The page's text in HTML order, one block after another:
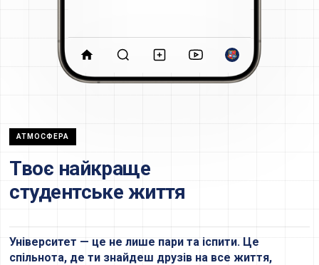
АТМОСФЕРА
Твоє найкраще
студентське життя
Університет — це не лише пари та іспити. Це
спільнота, де ти знайдеш друзів на все життя,